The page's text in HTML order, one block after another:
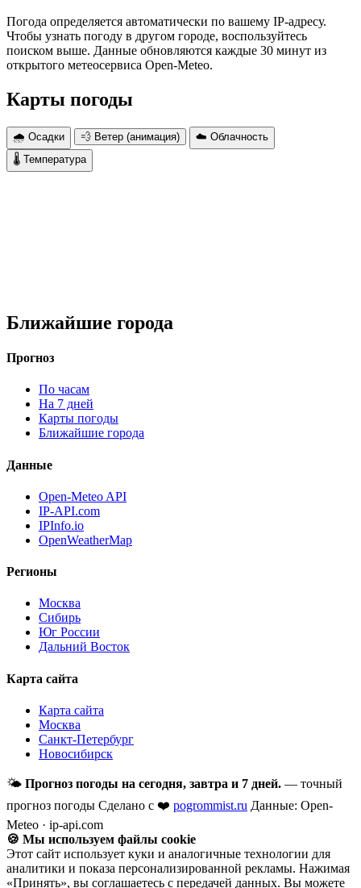
Погода определяется автоматически по вашему IP-адресу.
Чтобы узнать погоду в другом городе, воспользуйтесь
поиском выше. Данные обновляются каждые 30 минут из
открытого метеосервиса Open-Meteo.
Карты погоды
🌧 Осадки 💨 Ветер (анимация)
☁️ Облачность
🌡 Температура
Ближайшие города
Прогноз
По часам
На 7 дней
Карты погоды
Ближайшие города
Данные
Open-Meteo API
IP-API.com
IPInfo.io
OpenWeatherMap
Регионы
Москва
Сибирь
Юг России
Дальний Восток
Карта сайта
Карта сайта
Москва
Санкт-Петербург
Новосибирск
🌤 Прогноз погоды на сегодня, завтра и 7 дней. — точный
прогноз погоды Сделано с ❤️ pogrommist.ru Данные: Open-
Meteo · ip-api.com
🍪 Мы используем файлы cookie
Этот сайт использует куки и аналогичные технологии для
аналитики и показа персонализированной рекламы. Нажимая
«Принять», вы соглашаетесь с передачей данных. Вы можете